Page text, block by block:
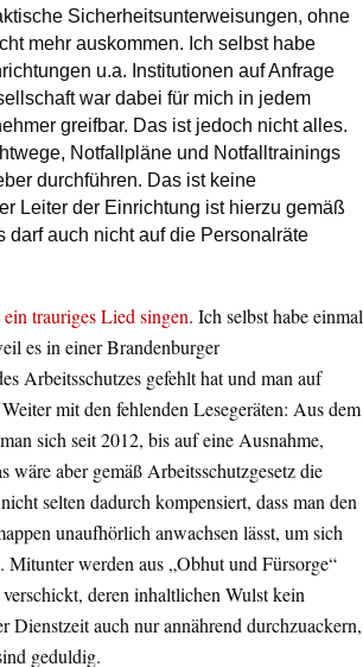
Sicherheitsunterweisungen, ohne
mehr auskommen. Ich selbst habe
u.a. Institutionen auf Anfrage
war dabei für mich in jedem
greifbar. Das ist jedoch nicht alles.
Notfallpläne und Notfalltrainings
durchführen. Das ist keine
Leiter der Einrichtung ist hierzu gemäß
darf auch nicht auf die Personalräte
trauriges Lied singen. Ich selbst habe einmal
es in einer Brandenburger
Arbeitsschutzes gefehlt hat und man auf
mit den fehlenden Lesegeräten: Aus dem
sich seit 2012, bis auf eine Ausnahme,
aber gemäß Arbeitsschutzgesetz die
selten dadurch kompensiert, dass man den
unaufhörlich anwachsen lässt, um sich
Mitunter werden aus „Obhut und Fürsorge“
deren inhaltlichen Wulst kein
auch nur annährend durchzuackern,
geduldig.